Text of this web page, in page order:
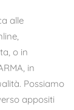
alle
o in
in
Possiamo
appositi